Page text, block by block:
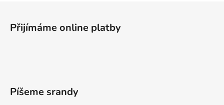
Přijímáme online platby
Píšeme srandy